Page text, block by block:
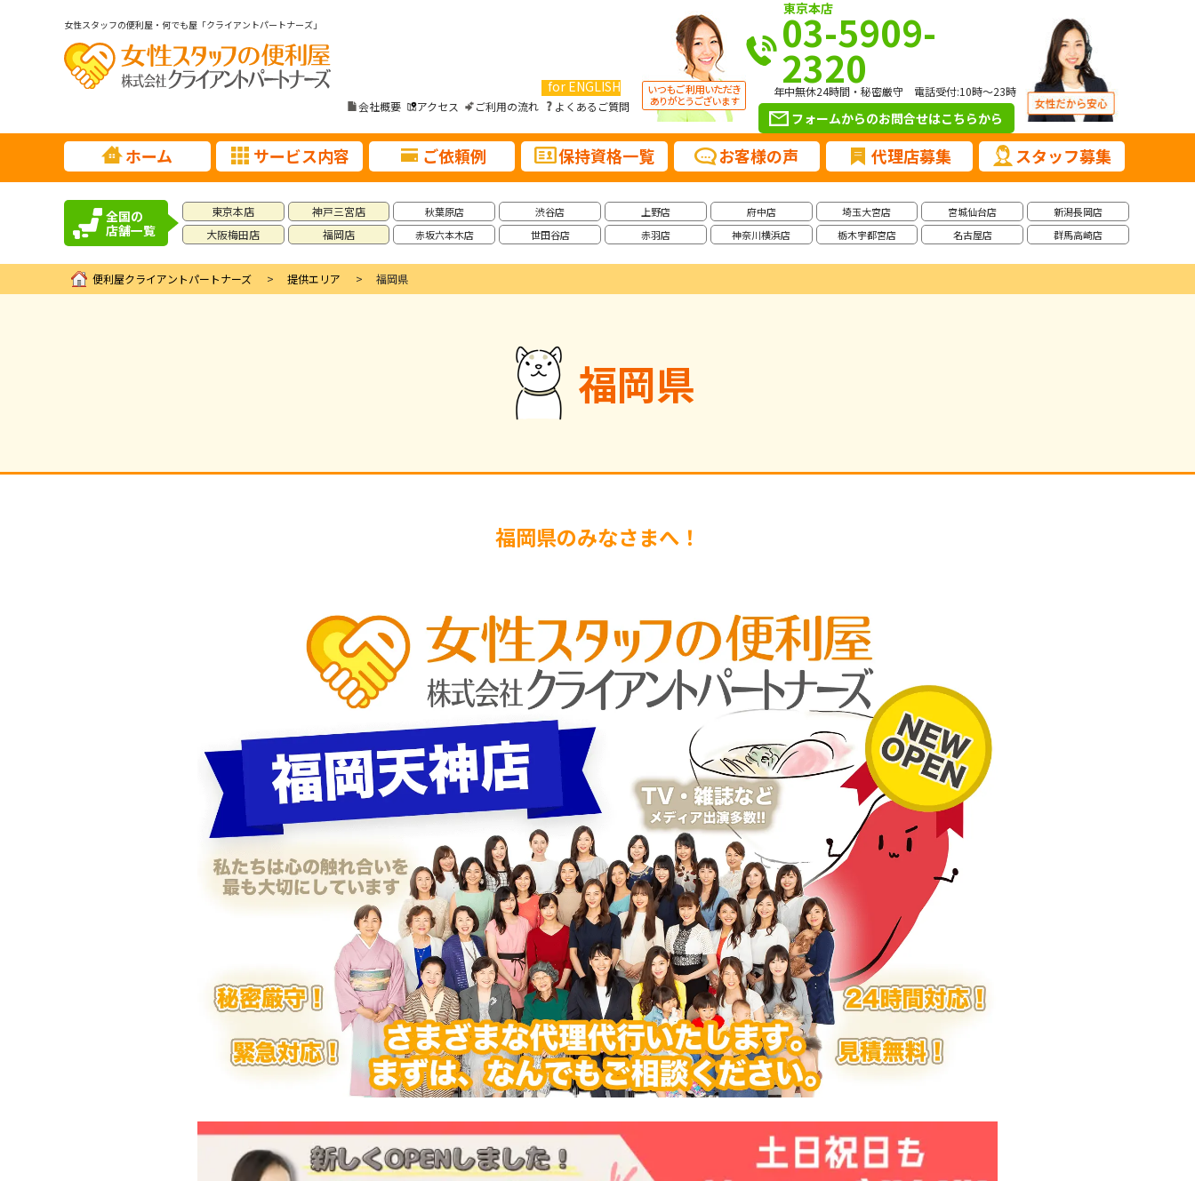
女性スタッフの便利屋・何でも屋「クライアントパートナーズ」
for ENGLISH
会社概要 アクセス ご利用の流れ よくあるご質問
東京本店
03-5909-
2320
年中無休24時間・秘密厳守 電話受付:10時～23時
フォームからのお問合せはこちらから
ホーム サービス内容 ご依頼例 保持資格一覧 お客様の声 代理店募集 スタッフ募集
全国の
店舗一覧
東京本店
大阪梅田店
神戸三宮店
福岡店
秋葉原店
赤坂六本木店
渋谷店
世田谷店
上野店
赤羽店
府中店
神奈川横浜店
埼玉大宮店
栃木宇都宮店
宮城仙台店
名古屋店
新潟長岡店
群馬高崎店
便利屋クライアントパートナーズ 提供エリア 福岡県
福岡県
福岡県のみなさまへ！